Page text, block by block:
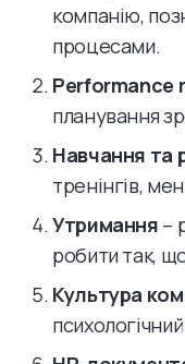
компанію,
процесами.
Performance
планування
Навчання та
тренінгів,
Утримання –
робити так,
Культура